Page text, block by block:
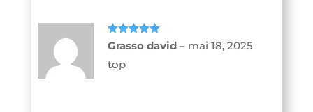
Note5sur
5
Grasso david – mai 18, 2025
top